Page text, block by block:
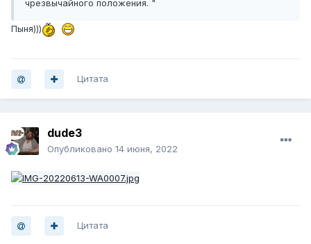
чрезвычайного положения. "
Пыня)))
Цитата
dude3
Опубликовано 14 июня, 2022
Цитата